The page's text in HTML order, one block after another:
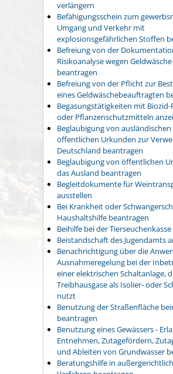
verlängern
Befähigungsschein zum
Umgang und Verkehr mit
explosionsgefährlichen Stoffen
Befreiung von der
Risikoanalyse wegen Geldwäsche
beantragen
Befreiung von der Pflicht zur
eines Geldwäschebeauftragten
Begasungstätigkeiten mit
oder Pflanzenschutzmitteln
Beglaubigung von ausländischen
öffentlichen Urkunden zur
Deutschland beantragen
Beglaubigung von öffentlichen
das Ausland beantragen
Begleitdokumente für
ausstellen
Bei Krankheit oder
Haushaltshilfe beantragen
Beihilfe bei der
Beistandschaft des Jugendamts
Benachrichtigung über die
Ausnahmeregelung bei der
einer elektrischen Schaltanlage,
Treibhausgase als Isolier- oder
nutzt
Benutzung der Straßenfläche
beantragen
Benutzung eines Gewässers -
Entnehmen, Zutagefördern,
und Ableiten von Grundwasser
Beratungshilfe in